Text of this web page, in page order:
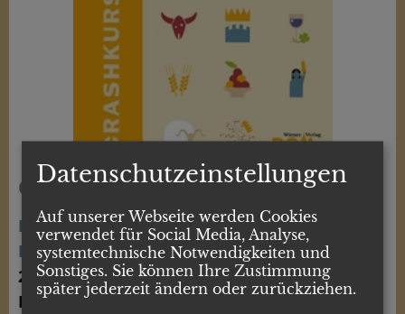
CRASHKURS Altes Testament
Elisabeth Birnbaum
Illustriert von David Kassl
208 Seiten
ISBN 978-3-85351-295-1
Datenschutzeinstellungen
Auf unserer Webseite werden Cookies
verwendet für Social Media, Analyse,
systemtechnische Notwendigkeiten und
Sonstiges. Sie können Ihre Zustimmung
später jederzeit ändern oder zurückziehen.